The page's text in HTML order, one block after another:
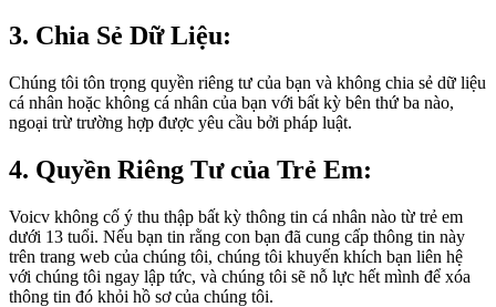
3. Chia Sẻ Dữ Liệu:
Chúng tôi tôn trọng quyền riêng tư của bạn và không chia sẻ dữ liệu
cá nhân hoặc không cá nhân của bạn với bất kỳ bên thứ ba nào,
ngoại trừ trường hợp được yêu cầu bởi pháp luật.
4. Quyền Riêng Tư của Trẻ Em:
Voicv không cố ý thu thập bất kỳ thông tin cá nhân nào từ trẻ em
dưới 13 tuổi. Nếu bạn tin rằng con bạn đã cung cấp thông tin này
trên trang web của chúng tôi, chúng tôi khuyến khích bạn liên hệ
với chúng tôi ngay lập tức, và chúng tôi sẽ nỗ lực hết mình để xóa
thông tin đó khỏi hồ sơ của chúng tôi.